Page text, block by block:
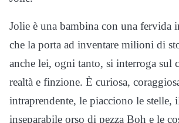
Jolie è una bambina con una fervida
che la porta ad inventare milioni di
anche lei, ogni tanto, si interroga sul
realtà e finzione. È curiosa,
intraprendente, le piacciono le stelle,
inseparabile orso di pezza Boh e le